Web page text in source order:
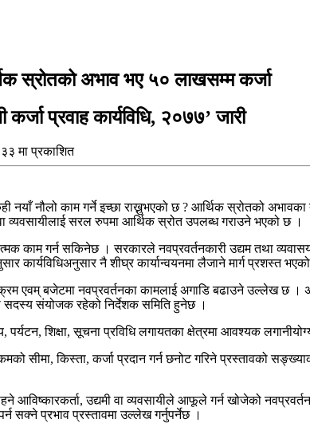
स्रोतको अभाव भए ५० लाखसम्म कर्जा
प्रवाह कार्यविधि, २०७७’ जारी
मा प्रकाशित
नौलो काम गर्ने इच्छा राख्नुभएको छ ? आर्थिक स्रोतको
वा व्यवसायीलाई सरल रुपमा आर्थिक स्रोत उपलब्ध गराउने भएको छ ।
काम गर्न सकिनेछ । सरकारले नवप्रवर्तनकारी उद्यम तथा
कार्यविधिअनुसार नै शीघ्र कार्यान्वयनमा लैजाने मार्ग प्रशस्त
एवम् बजेटमा नवप्रवर्तनका कामलाई अगाडि बढाउने उल्लेख छ ।
सदस्य संयोजक रहेको निर्देशक समिति हुनेछ ।
पर्यटन, शिक्षा, सूचना प्रविधि लगायतका क्षेत्रमा आवश्यक
सीमा, किस्ता, कर्जा प्रदान गर्न छनोट गरिने प्रस्तावको
आविष्कारकर्ता, उद्यमी वा व्यवसायीले आफूले गर्न खोजेको
सक्ने प्रभाव प्रस्तावमा उल्लेख गर्नुपर्नेछ ।